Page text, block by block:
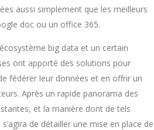
aussi simplement que les meilleurs
doc ou un office 365.
big data et un certain
ont apporté des solutions pour
fédérer leur données et en offrir un
Après un rapide panorama des
et la manière dont de tels
de détailler une mise en place de